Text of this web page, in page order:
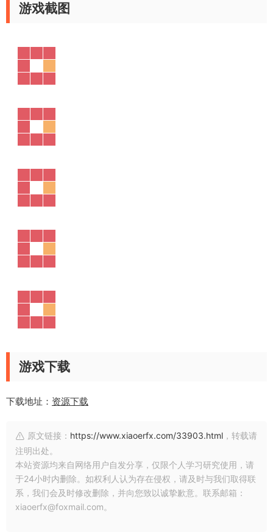
游戏截图
游戏下载
下载地址： 资源下载
原文链接： https://www.xiaoerfx.com/33903.html ，转载请
注明出处。
本站资源均来自网络用户自发分享，仅限个人学习研究使用，请
于24小时内删除。如权利人认为存在侵权，请及时与我们取得联
系，我们会及时修改删除，并向您致以诚挚歉意。联系邮箱：
xiaoerfx@foxmail.com。